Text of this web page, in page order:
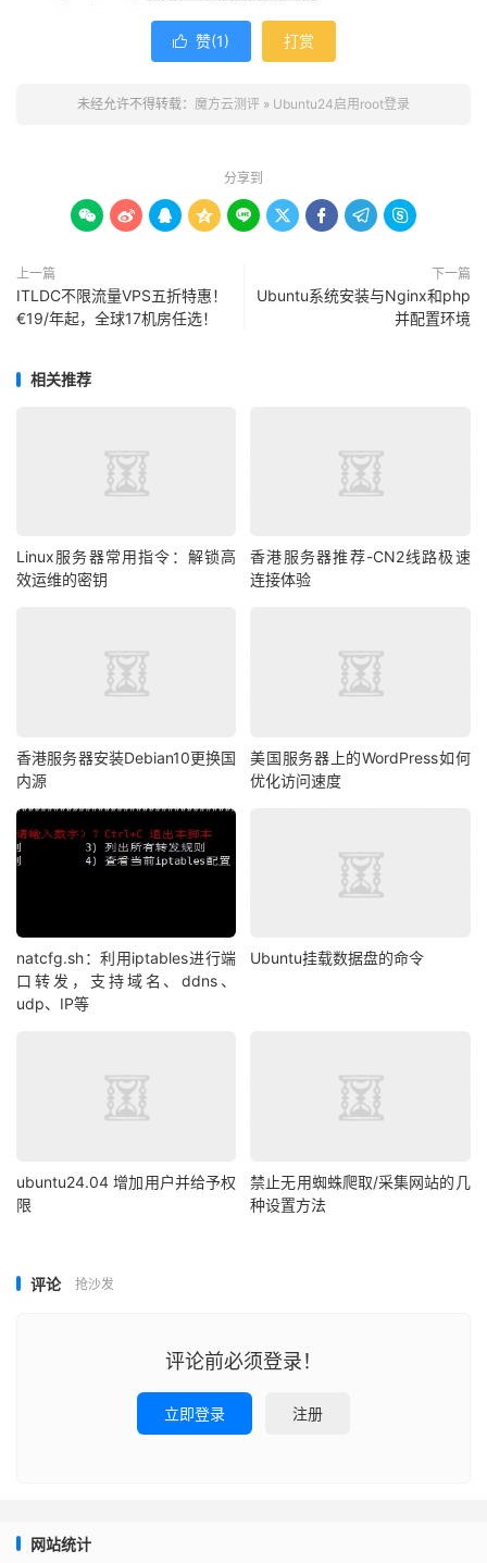
systemctl restart sshd
 赞(1) 打赏
未经允许不得转载： 魔方云测评 » Ubuntu24启用root登录
分享到
        
上一篇
ITLDC不限流量VPS五折特惠！
€19/年起，全球17机房任选！
下一篇
Ubuntu系统安装与Nginx和php
并配置环境
相关推荐
Linux服务器常用指令：解锁高
效运维的密钥
香港服务器推荐-CN2线路极速
连接体验
香港服务器安装Debian10更换国
内源
美国服务器上的WordPress如何
优化访问速度
natcfg.sh：利用iptables进行端
口转发，支持域名、ddns、
udp、IP等
Ubuntu挂载数据盘的命令
ubuntu24.04 增加用户并给予权
限
禁止无用蜘蛛爬取/采集网站的几
种设置方法
评论 抢沙发
评论前必须登录！
立即登录 注册
网站统计